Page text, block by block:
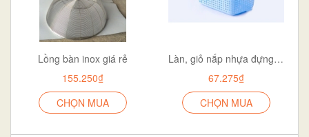
Lồng bàn inox giá rẻ
155.250₫
CHỌN MUA
Làn, giỏ nắp nhựa đựng đồ sơ sinh
67.275₫
CHỌN MUA